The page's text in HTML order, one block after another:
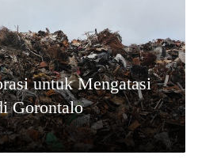
untuk Mengatasi
Gorontalo